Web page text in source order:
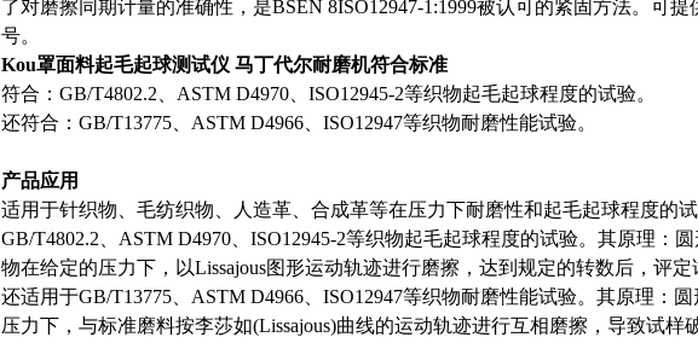
了对磨擦同期计量的准确性，是BSEN 8ISO12947-1:1999被认可的紧固方法。可提
号。
Kou罩面料起毛起球测试仪 马丁代尔耐磨机符合标准
符合：GB/T4802.2、ASTM D4970、ISO12945-2等织物起毛起球程度的试验。
还符合：GB/T13775、ASTM D4966、ISO12947等织物耐磨性能试验。
产品应用
适用于针织物、毛纺织物、人造革、合成革等在压力下耐磨性和起毛起球程度的
GB/T4802.2、ASTM D4970、ISO12945-2等织物起毛起球程度的试验。其原理：
物在给定的压力下，以Lissajous图形运动轨迹进行磨擦，达到规定的转数后，评定
还适用于GB/T13775、ASTM D4966、ISO12947等织物耐磨性能试验。其原理：
压力下，与标准磨料按李莎如(Lissajous)曲线的运动轨迹进行互相磨擦，导致试样